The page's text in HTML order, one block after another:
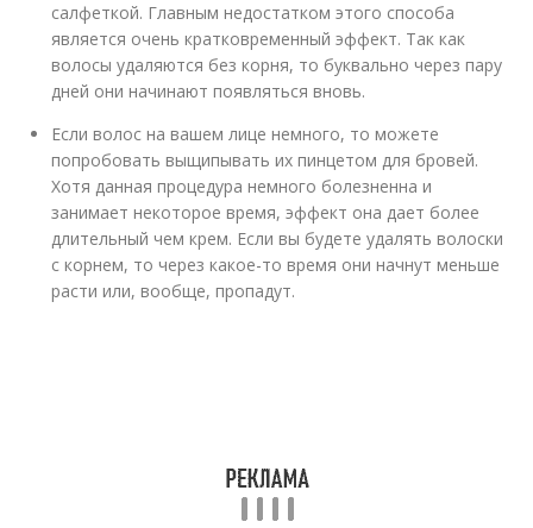
салфеткой. Главным недостатком этого способа
является очень кратковременный эффект. Так как
волосы удаляются без корня, то буквально через пару
дней они начинают появляться вновь.
Если волос на вашем лице немного, то можете
попробовать выщипывать их пинцетом для бровей.
Хотя данная процедура немного болезненна и
занимает некоторое время, эффект она дает более
длительный чем крем. Если вы будете удалять волоски
с корнем, то через какое-то время они начнут меньше
расти или, вообще, пропадут.